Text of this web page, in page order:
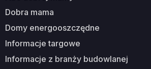
dobra mama
domy energooszczędne
informacje targowe
informacje z branży budowlanej